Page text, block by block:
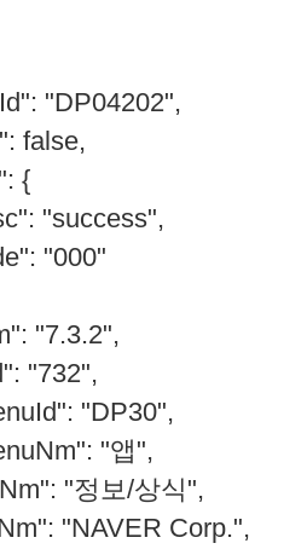
"DP04202",
false,
{
"success",
"000"
"7.3.2",
"732",
"DP30",
"앱",
"정보/상식",
"NAVER Corp.",